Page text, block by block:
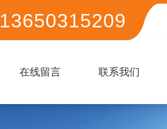
13650315209
在线留言 联系我们